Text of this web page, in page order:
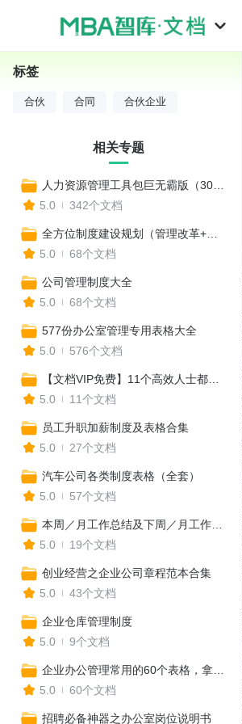
标签
合伙 合同 合伙企业
相关专题
5.0
342个文档
5.0
68个文档
公司管理制度大全
5.0
68个文档
577份办公室管理专用表格大全
5.0
576个文档
5.0
11个文档
员工升职加薪制度及表格合集
5.0
27个文档
汽车公司各类制度表格（全套）
5.0
57个文档
5.0
19个文档
创业经营之企业公司章程范本合集
5.0
43个文档
企业仓库管理制度
5.0
9个文档
5.0
60个文档
招聘必备神器之办公室岗位说明书